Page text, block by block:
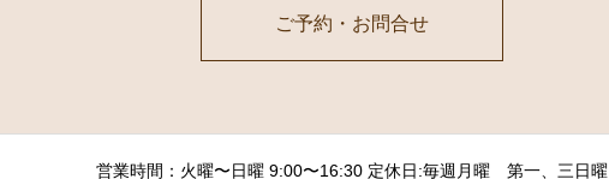
ご予約・お問合せ
営業時間：火曜〜日曜 9:00〜16:30 定休日:毎週月曜 第一、三日曜